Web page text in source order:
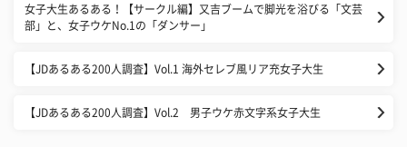
女子大生あるある！【サークル編】又吉ブームで脚光を浴びる「文芸
部」と、女子ウケNo.1の「ダンサー」
【JDあるある200人調査】Vol.1 海外セレブ風リア充女子大生
【JDあるある200人調査】Vol.2 男子ウケ赤文字系女子大生